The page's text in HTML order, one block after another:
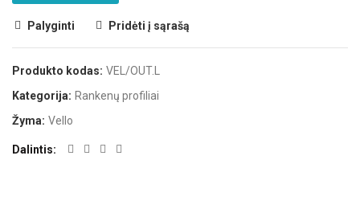
Palyginti Pridėti į sąrašą
Produkto kodas: VEL/OUT.L
Kategorija: Rankenų profiliai
Žyma: Vello
Dalintis